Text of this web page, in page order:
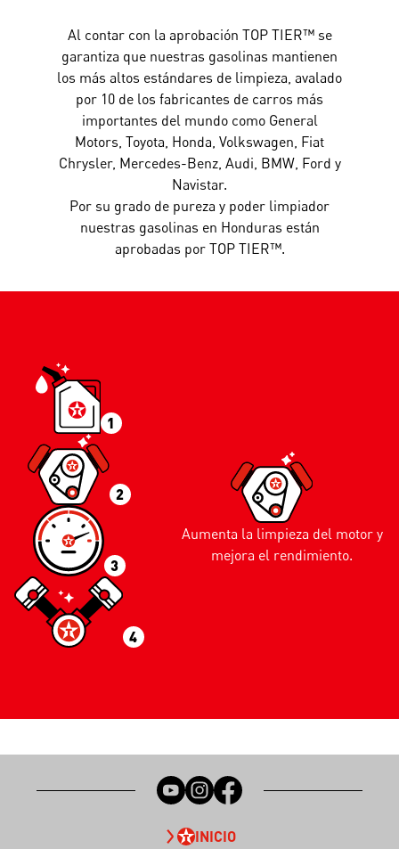
Al contar con la aprobación TOP TIER™ se
garantiza que nuestras gasolinas mantienen
los más altos estándares de limpieza, avalado
por 10 de los fabricantes de carros más
importantes del mundo como General
Motors, Toyota, Honda, Volkswagen, Fiat
Chrysler, Mercedes-Benz, Audi, BMW, Ford y
Navistar.
Por su grado de pureza y poder limpiador
nuestras gasolinas en Honduras están
aprobadas por TOP TIER™.
1
2
3
4
Aumenta la limpieza del motor y
mejora el rendimiento.
INICIO